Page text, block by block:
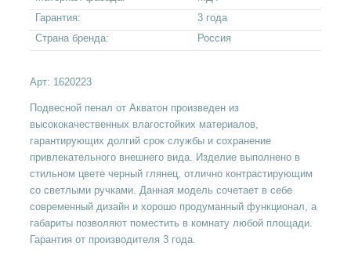
Гарантия:
3 года
Страна бренда:
Россия
Арт: 1620223
Подвесной пенал от Акватон произведен из
высококачественных влагостойких материалов,
гарантирующих долгий срок службы и сохранение
привлекательного внешнего вида. Изделие выполнено в
стильном цвете черный глянец, отлично контрастирующим
со светлыми ручками. Данная модель сочетает в себе
современный дизайн и хорошо продуманный функционал, а
габариты позволяют поместить в комнату любой площади.
Гарантия от производителя 3 года.